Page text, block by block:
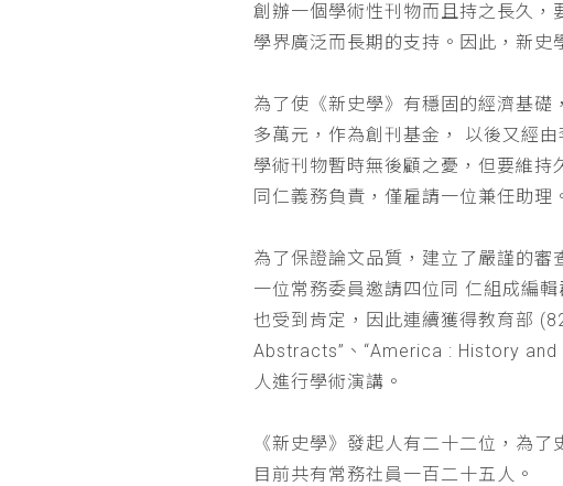
創辦一個學術性刊物而且持之長久
學界廣泛而長期的支持。因此，新史
為了使《新史學》有穩固的經濟基
多萬元，作為創刊基金， 以後又經
學術刊物暫時無後顧之憂，但要維
同仁義務負責，僅雇請一位兼任助理
為了保證論文品質，建立了嚴謹的
一位常務委員邀請四位同 仁組成編
也受到肯定，因此連續獲得教育部
Abstracts”、“America : History and
人進行學術演講。
《新史學》發起人有二十二位，為
目前共有常務社員一百二十五人。